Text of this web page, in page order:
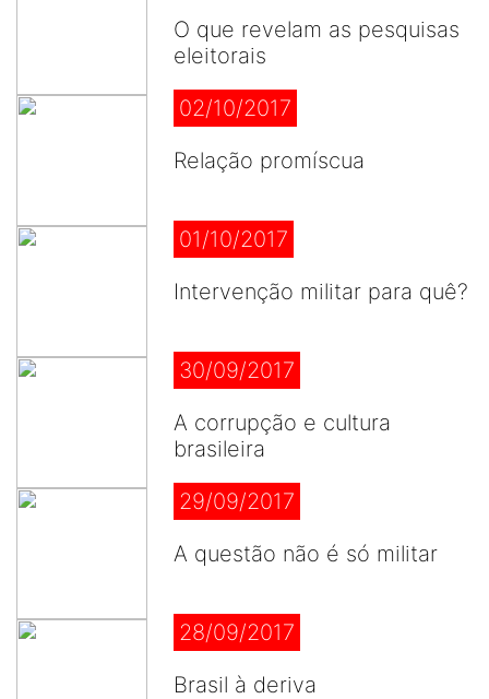
O que revelam as pesquisas
eleitorais
02/10/2017
Relação promíscua
01/10/2017
Intervenção militar para quê?
30/09/2017
A corrupção e cultura
brasileira
29/09/2017
A questão não é só militar
28/09/2017
Brasil à deriva